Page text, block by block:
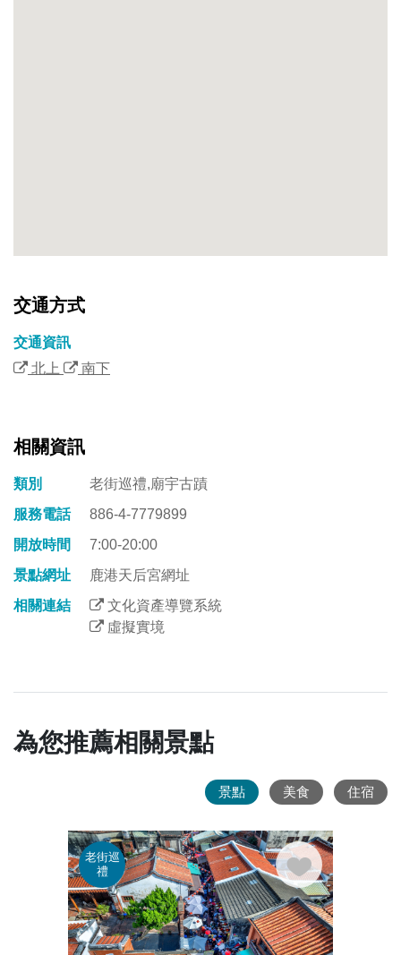
交通方式
交通資訊
北上
南下
相關資訊
類別
老街巡禮,廟宇古蹟
服務電話
886-4-7779899
開放時間
7:00-20:00
景點網址
鹿港天后宮網址
相關連結
文化資產導覽系統
虛擬實境
為您推薦相關景點
景點 美食 住宿
老街巡
禮